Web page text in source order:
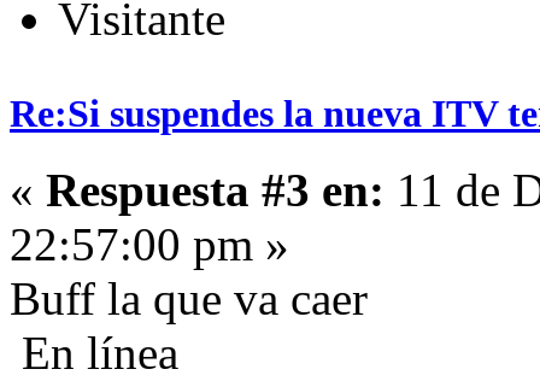
Visitante
Re:Si suspendes la nueva ITV
« Respuesta #3 en: 11 de
22:57:00 pm »
Buff la que va caer
En línea